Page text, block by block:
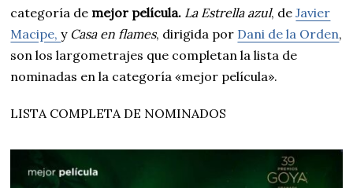
categoría de mejor película. La Estrella azul, deJavier
Macipe,y Casa en flames, dirigida por Dani de la Orden,
son los largometrajes que completan la lista de
nominadas en la categoría «mejor película».
LISTA COMPLETA DE NOMINADOS